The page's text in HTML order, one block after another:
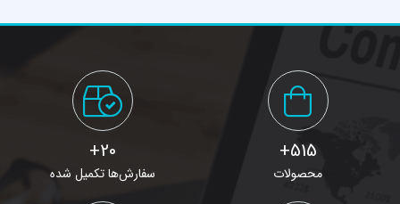
515+
محصولات
20+
سفارش‌ها تکمیل شده